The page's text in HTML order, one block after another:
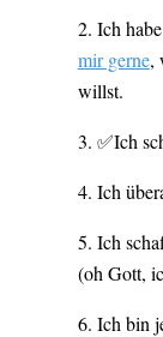
Ich
mir gerne,
willst.
✅Ich
Ich
Ich
(oh Gott,
Ich bin